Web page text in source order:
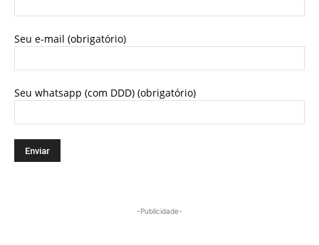
Seu e-mail (obrigatório)
Seu whatsapp (com DDD) (obrigatório)
-Publicidade-